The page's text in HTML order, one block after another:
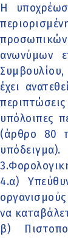
Η
ανωνύμων
έχει
υπόλοιπες
(άρθρο 80
υπόδειγμα).
4.α)
να
β)